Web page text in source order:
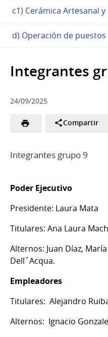
c1) Cerámica Artesanal
d) Operación de
Integrantes
24/09/2025
Compartir
Integrantes grupo 9
Poder Ejecutivo
Presidente: Laura Mata
Titulares: Ana Laura
Alternos: Juan Díaz,
Dell´Acqua.
Empleadores
Titulares: Alejandro
Alternos: Ignacio